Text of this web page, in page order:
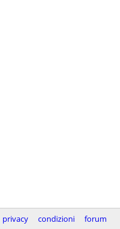
privacy condizioni forum